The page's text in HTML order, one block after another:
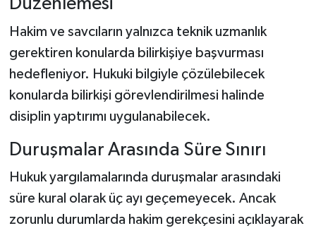
Düzenlemesi
Hakim ve savcıların yalnızca teknik uzmanlık
gerektiren konularda bilirkişiye başvurması
hedefleniyor. Hukuki bilgiyle çözülebilecek
konularda bilirkişi görevlendirilmesi halinde
disiplin yaptırımı uygulanabilecek.
Duruşmalar Arasında Süre Sınırı
Hukuk yargılamalarında duruşmalar arasındaki
süre kural olarak üç ayı geçemeyecek. Ancak
zorunlu durumlarda hakim gerekçesini açıklayarak